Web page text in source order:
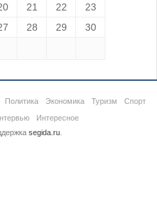
21 22
23
28 29
30
Политика Экономика Туризм
Спорт
Интересное
segida.ru.